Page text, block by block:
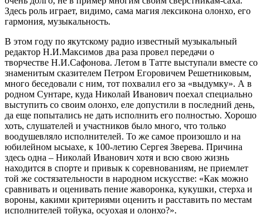
Здесь роль играет, видимо, сама магия лексикона олонхо, его
гармония, музыкальность.
В этом году по якутскому радио известный музыкальный
редактор Н.И.Максимов два раза провел передачи о
творчестве Н.И.Сафонова. Летом в Татте выступали вместе со
знаменитым сказителем Петром Егоровичем Решетниковым,
много беседовали с ним, тот похвалил его за «выдумку». А в
родном Сунтаре, куда Николай Иванович поехал специально
выступить со своим олонхо, еле допустили в последний день,
да еще попытались не дать исполнить его полностью. Хорошо
хоть, слушателей и участников было много, что только
воодушевляло исполнителей. То же самое произошло и на
юбилейном ысыахе, к 100-летию Сергея Зверева. Причина
здесь одна – Николай Иванович хотя и всю свою жизнь
находится в спорте и привык к соревнованиям, не приемлет
той же состязательности в народном искусстве: «Как можно
сравнивать и оценивать пение жаворонка, кукушки, стерха и
вороны, какими критериями оценить и расставить по местам
исполнителей тойука, осуохая и олонхо?».